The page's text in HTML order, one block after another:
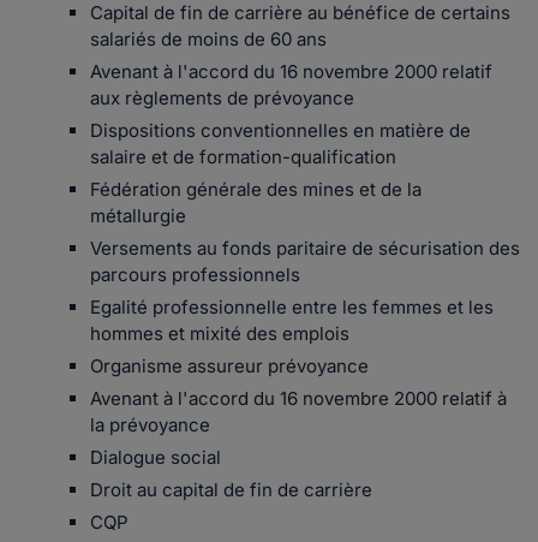
Capital de fin de carrière au bénéfice de certains
salariés de moins de 60 ans
Avenant à l'accord du 16 novembre 2000 relatif
aux règlements de prévoyance
Dispositions conventionnelles en matière de
salaire et de formation-qualification
Fédération générale des mines et de la
métallurgie
Versements au fonds paritaire de sécurisation des
parcours professionnels
Egalité professionnelle entre les femmes et les
hommes et mixité des emplois
Organisme assureur prévoyance
Avenant à l'accord du 16 novembre 2000 relatif à
la prévoyance
Dialogue social
Droit au capital de fin de carrière
CQP